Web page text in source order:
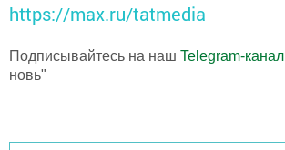
https://max.ru/tatmedia
Подписывайтесь на наш Telegram-канал
новь"